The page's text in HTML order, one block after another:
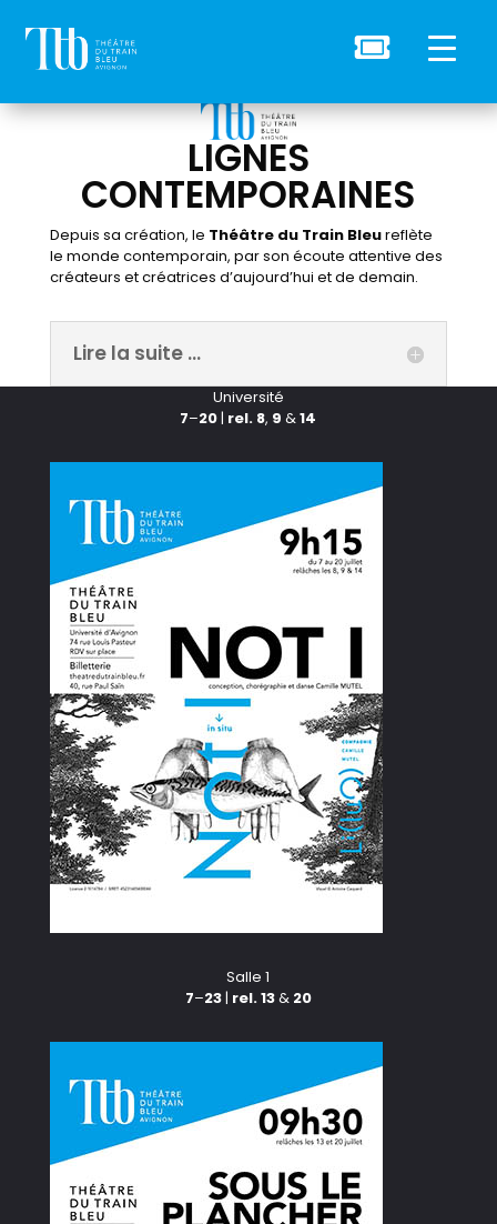

LIGNES
CONTEMPORAINES
Depuis sa création, le Théâtre du Train Bleureflète
le monde contemporain, par son écoute attentive des
créateurs et créatrices d’aujourd’hui et de demain.
Lire la suite ...
Université
7–20 | rel. 8, 9 &14
Salle 1
7–23 | rel. 13& 20